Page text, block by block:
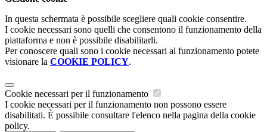
In questa schermata è possibile scegliere quali cookie consentire.
I cookie necessari sono quelli che consentono il funzionamento della
piattaforma e non è possibile disabilitarli.
Per conoscere quali sono i cookie necessari al funzionamento potete
visionare la COOKIE POLICY.
Cookie necessari per il funzionamento
I cookie necessari per il funzionamento non possono essere
disabilitati. È possibile consultare l'elenco nella pagina della cookie
policy.